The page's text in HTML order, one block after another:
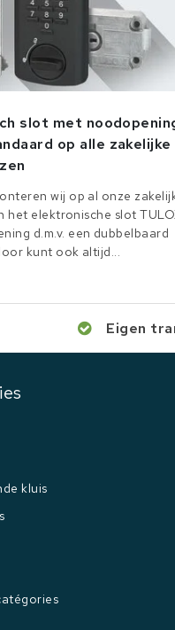
slot met
op alle zakelijke
wij op al onze
het elektronische slot
d.m.v. een dubbelbaard
kunt ook altijd...
Eigen
kluis